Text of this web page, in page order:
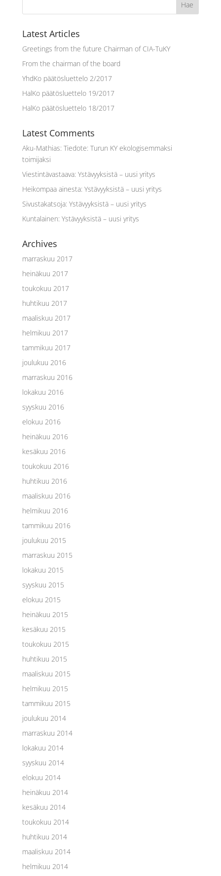
Latest Articles
Greetings from the future Chairman of CIA-TuKY
From the chairman of the board
YhdKo päätösluettelo 2/2017
HalKo päätösluettelo 19/2017
HalKo päätösluettelo 18/2017
Latest Comments
Aku-Mathias: Tiedote: Turun KY ekologisemmaksi
toimijaksi
Viestintävastaava: Ystävyyksistä – uusi yritys
Heikompaa ainesta: Ystävyyksistä – uusi yritys
Sivustakatsoja: Ystävyyksistä – uusi yritys
Kuntalainen: Ystävyyksistä – uusi yritys
Archives
marraskuu 2017
heinäkuu 2017
toukokuu 2017
huhtikuu 2017
maaliskuu 2017
helmikuu 2017
tammikuu 2017
joulukuu 2016
marraskuu 2016
lokakuu 2016
syyskuu 2016
elokuu 2016
heinäkuu 2016
kesäkuu 2016
toukokuu 2016
huhtikuu 2016
maaliskuu 2016
helmikuu 2016
tammikuu 2016
joulukuu 2015
marraskuu 2015
lokakuu 2015
syyskuu 2015
elokuu 2015
heinäkuu 2015
kesäkuu 2015
toukokuu 2015
huhtikuu 2015
maaliskuu 2015
helmikuu 2015
tammikuu 2015
joulukuu 2014
marraskuu 2014
lokakuu 2014
syyskuu 2014
elokuu 2014
heinäkuu 2014
kesäkuu 2014
toukokuu 2014
huhtikuu 2014
maaliskuu 2014
helmikuu 2014